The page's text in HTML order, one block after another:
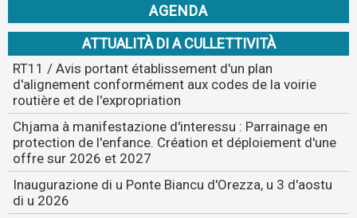
AGENDA
ATTUALITÀ DI A CULLETTIVITÀ
RT11 / Avis portant établissement d'un plan
d'alignement conformément aux codes de la voirie
routière et de l'expropriation
Chjama à manifestazione d'interessu : Parrainage en
protection de l'enfance. Création et déploiement d'une
offre sur 2026 et 2027
Inaugurazione di u Ponte Biancu d'Orezza, u 3 d'aostu
di u 2026